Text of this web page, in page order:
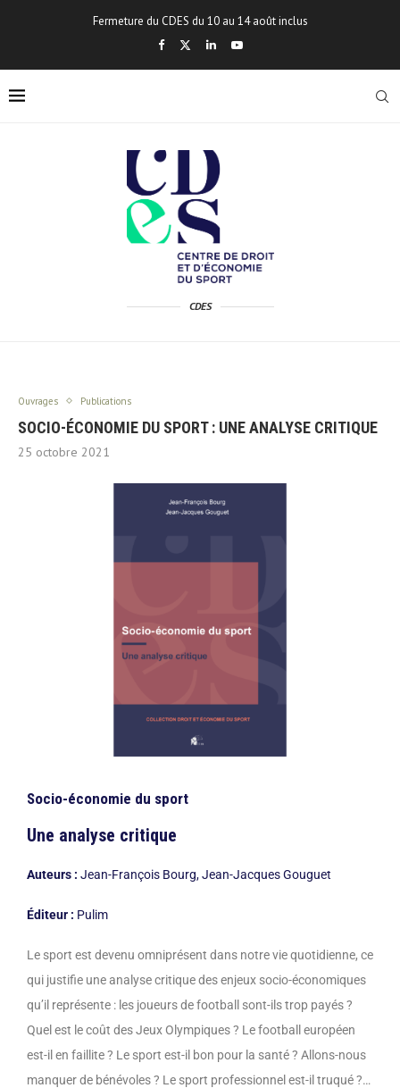
Fermeture du CDES du 10 au 14 août inclus
CDES
Ouvrages Publications
SOCIO-ÉCONOMIE DU SPORT : UNE ANALYSE CRITIQUE
25 octobre 2021
Socio-économie du sport
Une analyse critique
Auteurs : Jean-François Bourg, Jean-Jacques Gouguet
Éditeur : Pulim
Le sport est devenu omniprésent dans notre vie quotidienne, ce
qui justifie une analyse critique des enjeux socio-économiques
qu’il représente : les joueurs de football sont-ils trop payés ?
Quel est le coût des Jeux Olympiques ? Le football européen
est-il en faillite ? Le sport est-il bon pour la santé ? Allons-nous
manquer de bénévoles ? Le sport professionnel est-il truqué ?…